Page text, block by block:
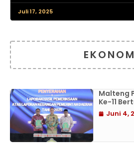
Juli 17, 2025
Malteng
Ke-11
Juni 4,